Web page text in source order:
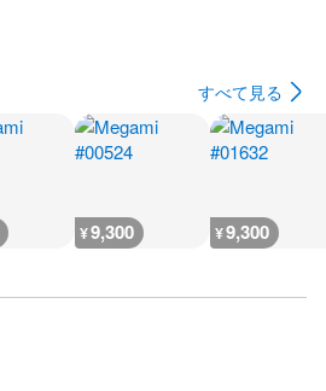
すべて見る
¥9,300 ¥9,300